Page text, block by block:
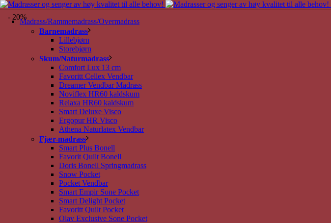
Madrass/Rammemadrass/Overmadrass
Barnemadrass
Lillebjørn
Storebjørn
Skum/Naturmadrass
Comfort Lux 13 cm
Favoritt Cellex Vendbar
Dreamer Vendbar Madrass
Noviflex HR60 kaldskum
Relaxa HR60 kaldskum
Smart Deluxe Visco
Ergopur HR Visco
Athena Naturlatex Vendbar
Fjær-madrass
Smart Plus Bonell
Favorit Quilt Bonell
Doris Bonell Springmadrass
Snow Pocket
Pocket Vendbar
Smart Empir Sone Pocket
Smart Delight Pocket
Favoritt Quilt Pocket
Olav Exclusive Sone Pocket
- 20%